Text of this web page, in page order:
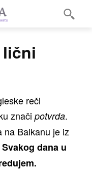
reči
znači potvrda.
na Balkanu je iz
Svakog dana u